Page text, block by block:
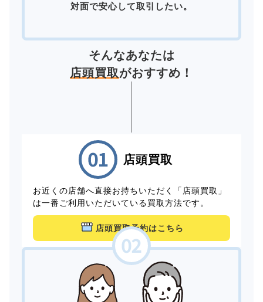
対面で安心して取引したい。
そんなあなたは
店頭買取がおすすめ！
店頭買取
お近くの店舗へ直接お持ちいただく「店頭買取」
は一番ご利用いただいている買取方法です。
店頭買取予約はこちら